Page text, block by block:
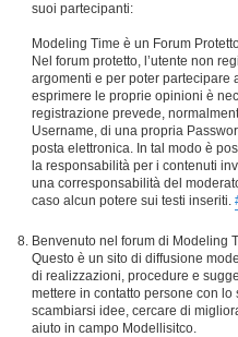
suoi partecipanti:
Modeling Time è un Forum
Nel forum protetto, l’utente non
argomenti e per poter partecipare
esprimere le proprie opinioni è
registrazione prevede,
Username, di una propria
posta elettronica. In tal modo è
la responsabilità per i contenuti
una corresponsabilità del
caso alcun potere sui testi inseriti.
Benvenuto nel forum di Modeling
Questo è un sito di diffusione
di realizzazioni, procedure e
mettere in contatto persone con lo
scambiarsi idee, cercare di
aiuto in campo Modellisitco.